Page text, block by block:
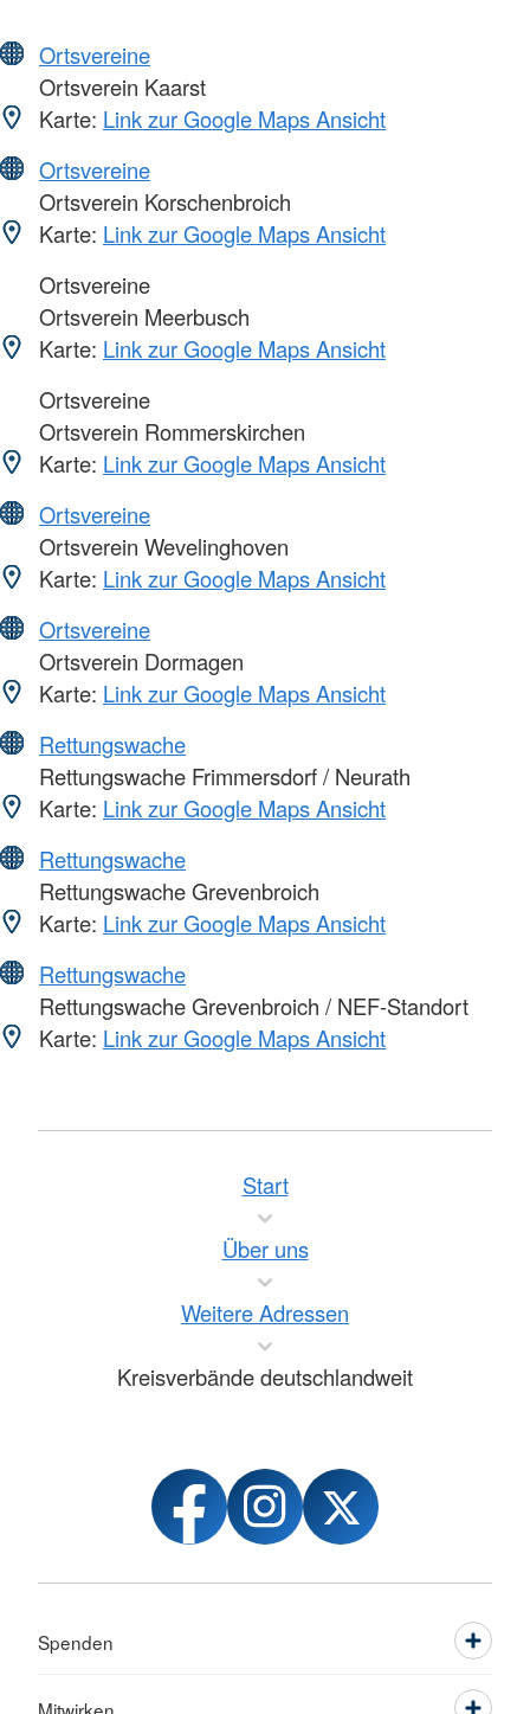
Ortsvereine
Ortsverein Kaarst
Karte: Link zur Google Maps Ansicht
Ortsvereine
Ortsverein Korschenbroich
Karte: Link zur Google Maps Ansicht
Ortsvereine
Ortsverein Meerbusch
Karte: Link zur Google Maps Ansicht
Ortsvereine
Ortsverein Rommerskirchen
Karte: Link zur Google Maps Ansicht
Ortsvereine
Ortsverein Wevelinghoven
Karte: Link zur Google Maps Ansicht
Ortsvereine
Ortsverein Dormagen
Karte: Link zur Google Maps Ansicht
Rettungswache
Rettungswache Frimmersdorf / Neurath
Karte: Link zur Google Maps Ansicht
Rettungswache
Rettungswache Grevenbroich
Karte: Link zur Google Maps Ansicht
Rettungswache
Rettungswache Grevenbroich / NEF-Standort
Karte: Link zur Google Maps Ansicht
Start
Über uns
Weitere Adressen
Kreisverbände deutschlandweit
Spenden